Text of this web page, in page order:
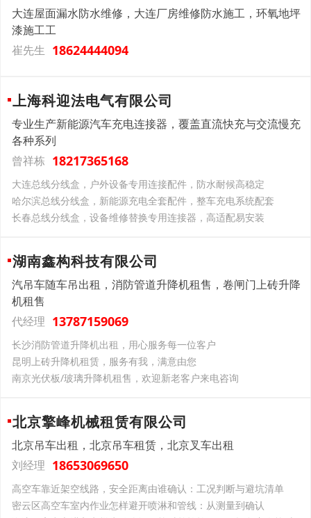
大连屋面漏水防水维修，大连厂房维修防水施工，环氧地坪
漆施工工
崔先生 18624444094
上海科迎法电气有限公司
专业生产新能源汽车充电连接器，覆盖直流快充与交流慢充
各种系列
曾祥栋 18217365168
大连总线分线盒，户外设备专用连接配件，防水耐候高稳定
哈尔滨总线分线盒，新能源充电全套配件，整车充电系统配套
长春总线分线盒，设备维修替换专用连接器，高适配易安装
湖南鑫构科技有限公司
汽吊车随车吊出租，消防管道升降机租售，卷闸门上砖升降
机租售
代经理 13787159069
长沙消防管道升降机出租，用心服务每一位客户
昆明上砖升降机租赁，服务有我，满意由您
南京光伏板/玻璃升降机租售，欢迎新老客户来电咨询
北京擎峰机械租赁有限公司
北京吊车出租，北京吊车租赁，北京叉车出租
刘经理 18653069650
高空车靠近架空线路，安全距离由谁确认：工况判断与避坑清单
密云区高空车室内作业怎样避开喷淋和管线：从测量到确认